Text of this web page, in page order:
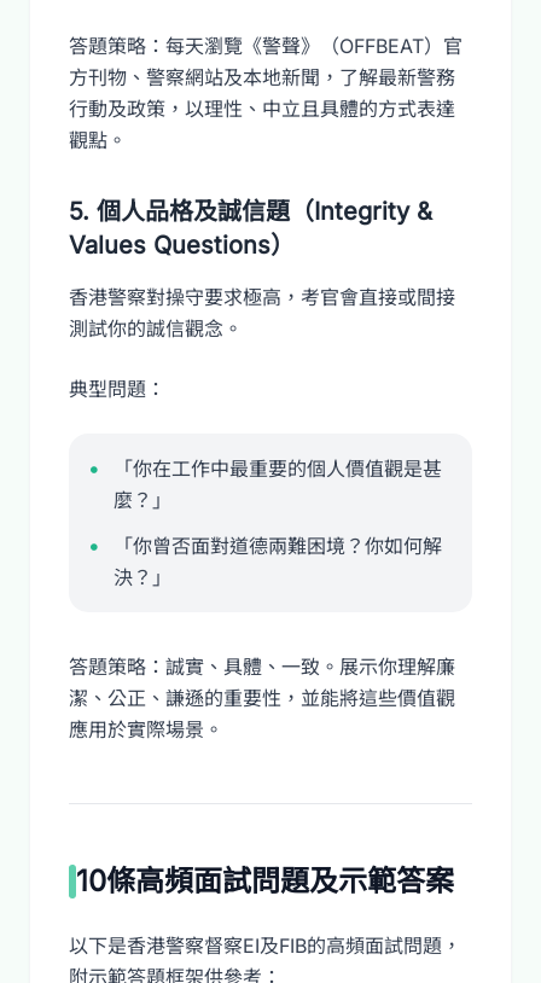
答題策略：每天瀏覽《警聲》（OFFBEAT）官
方刊物、警察網站及本地新聞，了解最新警務
行動及政策，以理性、中立且具體的方式表達
觀點。
5. 個人品格及誠信題（Integrity &
Values Questions）
香港警察對操守要求極高，考官會直接或間接
測試你的誠信觀念。
典型問題：
「你在工作中最重要的個人價值觀是甚
麼？」
「你曾否面對道德兩難困境？你如何解
決？」
答題策略：誠實、具體、一致。展示你理解廉
潔、公正、謙遜的重要性，並能將這些價值觀
應用於實際場景。
10條高頻面試問題及示範答案
以下是香港警察督察EI及FIB的高頻面試問題，
附示範答題框架供參考：